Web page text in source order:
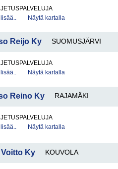
Näytä kartalla
Reijo Ky SUOMUSJÄRVI
Näytä kartalla
Reino Ky RAJAMÄKI
Näytä kartalla
Ky KOUVOLA